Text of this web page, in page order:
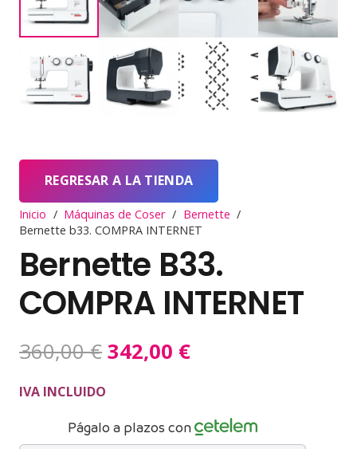
REGRESAR A LA TIENDA
Inicio / Máquinas de Coser / Bernette /
Bernette b33. COMPRA INTERNET
Bernette B33.
COMPRA INTERNET
360,00€ El
360,00 €.
342,00 €El
es:
342,00 €.
IVA INCLUIDO
Págalo a plazos con